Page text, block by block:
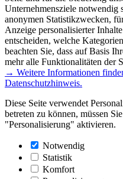
Unternehmensziele notwendig
anonymen Statistikzwecken,
Anzeige personalisierter
entscheiden, welche
beachten Sie, dass auf Basis
mehr alle Funktionalitäten der
→ Weitere Informationen
Datenschutzhinweis.
Diese Seite verwendet
betreten zu können, müssen
"Personalisierung" aktivieren.
Notwendig
Statistik
Komfort